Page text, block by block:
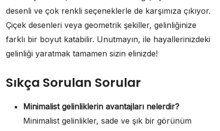
desenli ve çok renkli seçeneklerle de karşımıza çıkıyor.
Çiçek desenleri veya geometrik şekiller, gelinliğinize
farklı bir boyut katabilir. Unutmayın, ile hayallerinizdeki
gelinliği yaratmak tamamen sizin elinizde!
Sıkça Sorulan Sorular
Minimalist gelinliklerin avantajları nelerdir?
Minimalist gelinlikler, sade ve şık bir görünüm